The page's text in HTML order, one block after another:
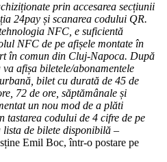
prin accesarea secțiunii
24pay și scanarea codului QR.
NFC, e suficientă
NFC de pe afișele montate în
în comun din Cluj-Napoca. După
afișa biletele/abonamentele
bilet cu durată de 45 de
72 de ore, săptămânale și
un nou mod de a plăti
codului de 4 cifre de pe
de bilete disponibilă –
Emil Boc, într-o postare pe